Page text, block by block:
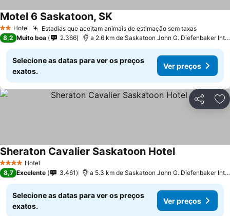
2 Estrelas
Hotel Estadias que aceitam animais de estimação sem taxas
Motel 6 Saskatoon, SK
8,2 Muito boa 2.366 a 2.6 km de Saskatoon John G. Diefenbaker International Airport
Selecione as datas para ver os preços
exatos.
Ver preços
Partilhar
4 EstrelasHotel
Sheraton Cavalier Saskatoon Hotel
8,7 Excelente 3.461 a 5.3 km de Saskatoon John G. Diefenbaker International Airport
Selecione as datas para ver os preços
exatos.
Ver preços